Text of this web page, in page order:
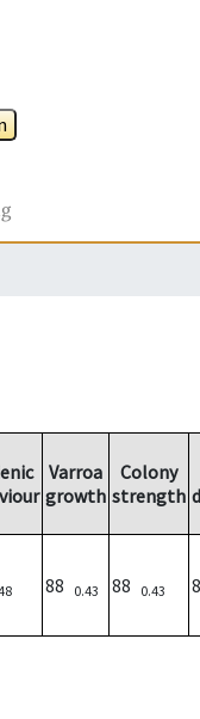
Varroa
growth
Colony
strength
88 0.43 88 0.43